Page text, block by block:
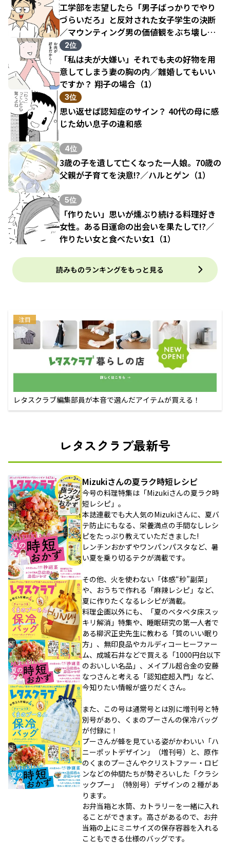
工学部を志望したら「男子ばっかりでやり
づらいだろ」と反対された女子学生の決断
／マウンティング男の価値観をぶち壊した
結果（1）
2位
「私は夫が大嫌い」それでも夫の好物を用
意してしまう妻の胸の内／離婚してもいい
ですか？ 翔子の場合（1）
3位
思い返せば認知症のサイン？ 40代の母に感
じた幼い息子の違和感
4位
3歳の子を遺して亡くなった一人娘。70歳の
父親が子育てを決意!?／ハルとゲン（1）
5位
「作りたい」思いが燻ぶり続ける料理好き
女性。ある日運命の出会いを果たして!?／
作りたい女と食べたい女1（1）
読みものランキングをもっと見る
注目
レタスクラブ編集部員が本音で選んだアイテムが買える！
レタスクラブ最新号
Mizukiさんの夏ラク時短レシピ
今号の料理特集は「Mizukiさんの夏ラク時
短レシピ」。
本誌連載でも大人気のMizukiさんに、夏バ
テ防止にもなる、栄養満点の手間なしレシ
ピをたっぷり教えていただきました!
レンチンおかずやワンパンパスタなど、暑
い夏を乗り切るテクが満載です。
その他、火を使わない「体感“秒”副菜」
や、おうちで作れる「麻辣レシピ」など、
夏に作りたくなるレシピが満載。
料理企画以外にも、「夏のベタベタ床スッ
キリ解消」特集や、睡眠研究の第一人者で
ある柳沢正史先生に教わる「質のいい眠り
方」、無印良品やカルディコーヒーファー
ム、成城石井などで買える「1000円台以下
のおいしい名品」、メイプル超合金の安藤
なつさんと考える「認知症超入門」など、
今知りたい情報が盛りだくさん。
また、この号は通常号とは別に増刊号と特
別号があり、くまのプーさんの保冷バッグ
が付録に！
プーさんが蜂を見ている姿がかわいい「ハ
ニーポットデザイン」（増刊号）と、原作
のくまのプーさんやクリストファー・ロビ
ンなどの仲間たちが勢ぞろいした「クラシ
ックプー」（特別号）デザインの２種があ
ります。
お弁当箱と水筒、カトラリーを一緒に入れ
ることができます。高さがあるので、お弁
当箱の上にミニサイズの保存容器を入れる
こともできる仕様のバッグです。